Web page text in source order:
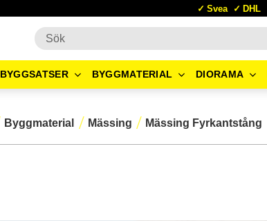
Svea DHL
BYGGSATSER BYGGMATERIAL DIORAMA
Byggmaterial Mässing Mässing Fyrkantstång